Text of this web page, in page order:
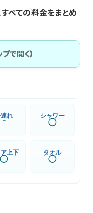
べての料金をまとめ
で開く）
れ
⁻
シャワー
◯
上下
◯
タオル
◯